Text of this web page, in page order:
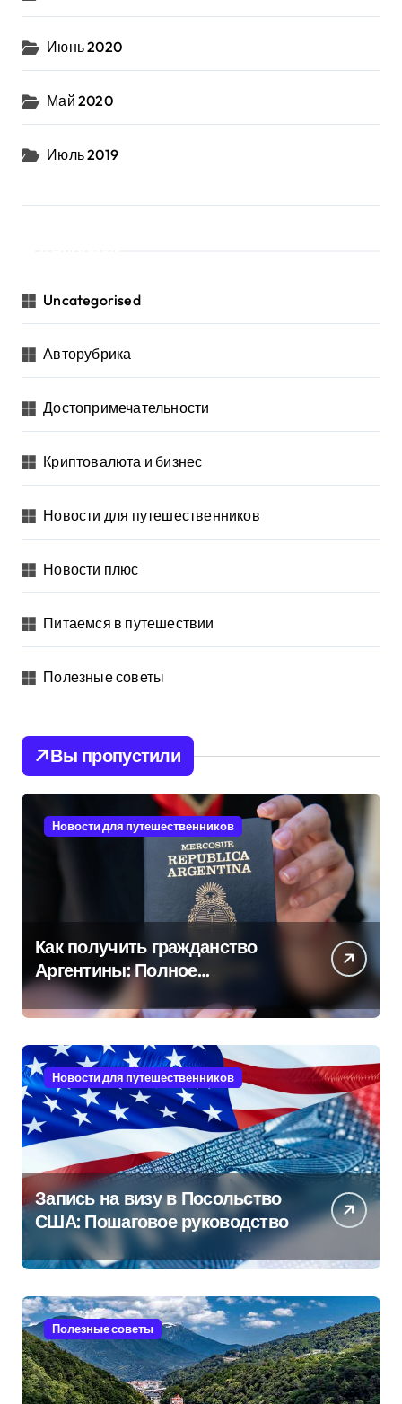
Июнь 2020
Май 2020
Июль 2019
Uncategorised
Авторубрика
Достопримечательности
Криптовалюта и бизнес
Новости для путешественников
Новости плюс
Питаемся в путешествии
Полезные советы
Вы пропустили
Новости для путешественников
Как получить гражданство
Аргентины: Полное
руководство
Новости для путешественников
Запись на визу в Посольство
США: Пошаговое руководство
Полезные советы